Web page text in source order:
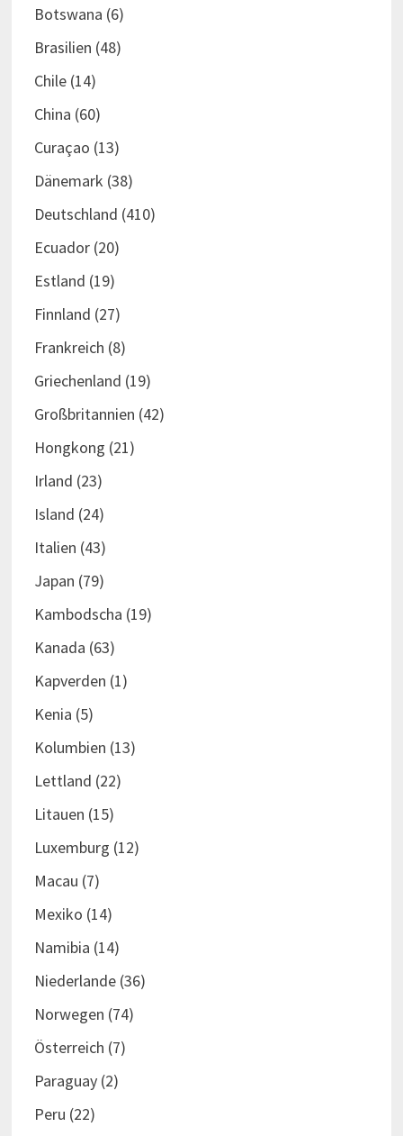
Botswana (6)
Brasilien (48)
Chile(14)
China (60)
Curaçao (13)
Dänemark (38)
Deutschland (410)
Ecuador(20)
Estland (19)
Finnland (27)
Frankreich (8)
Griechenland (19)
Großbritannien (42)
Hongkong (21)
Irland (23)
Island (24)
Italien (43)
Japan (79)
Kambodscha (19)
Kanada (63)
Kapverden (1)
Kenia (5)
Kolumbien (13)
Lettland (22)
Litauen (15)
Luxemburg (12)
Macau (7)
Mexiko (14)
Namibia (14)
Niederlande(36)
Norwegen (74)
Österreich (7)
Paraguay(2)
Peru (22)